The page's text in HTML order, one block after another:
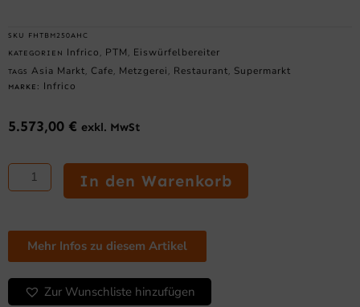
SKU FHTBM250AHC
KATEGORIEN Infrico , PTM , Eiswürfelbereiter
TAGS Asia Markt , Cafe , Metzgerei , Restaurant , Supermarkt
MARKE: Infrico
5.573,00 € exkl. MwSt
TBM-
Modular-
Serie:
Ice
ohne
Lagerung
250AHC
Menge
In den Warenkorb
Mehr Infos zu diesem Artikel
Zur Wunschliste hinzufügen